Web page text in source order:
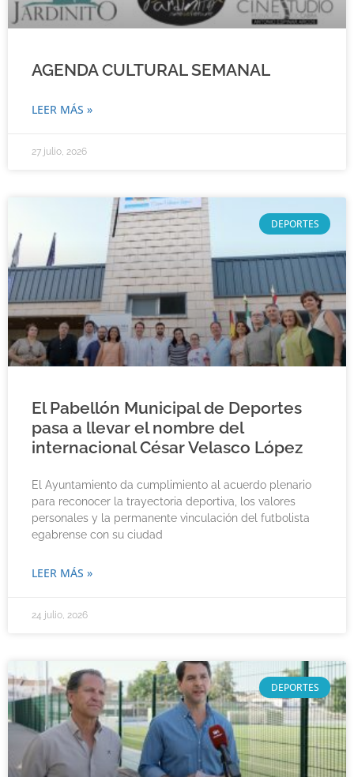
AGENDA CULTURAL SEMANAL
LEER MÁS »
27 julio, 2026
DEPORTES
El Pabellón Municipal de Deportes
pasa a llevar el nombre del
internacional César Velasco López
El Ayuntamiento da cumplimiento al acuerdo plenario
para reconocer la trayectoria deportiva, los valores
personales y la permanente vinculación del futbolista
egabrense con su ciudad
LEER MÁS »
24 julio, 2026
DEPORTES